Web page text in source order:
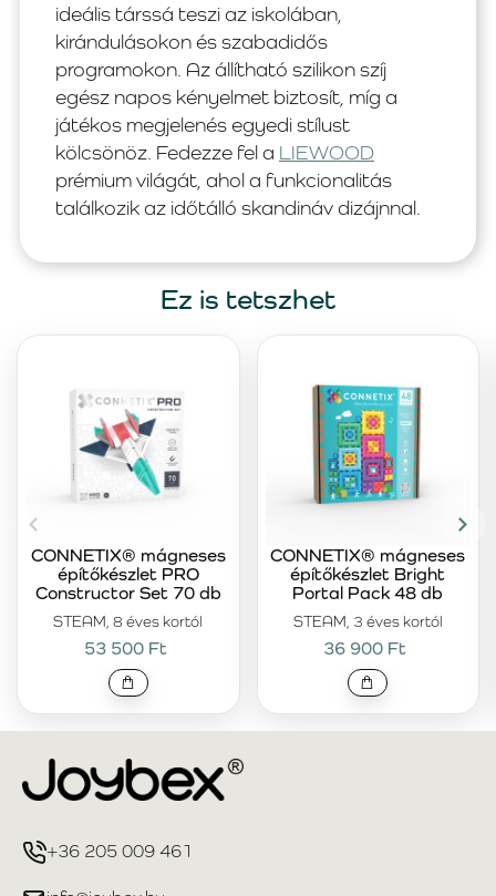
ideális társsá teszi az iskolában,
kirándulásokon és szabadidős
programokon. Az állítható szilikon szíj
egész napos kényelmet biztosít, míg a
játékos megjelenés egyedi stílust
kölcsönöz. Fedezze fel a LIEWOOD
prémium világát, ahol a funkcionalitás
találkozik az időtálló skandináv dizájnnal.
Ez is tetszhet
STEAM, 8 éves kortól
CONNETIX® mágneses
építőkészlet PRO
Constructor Set 70 db
53 500 Ft
STEAM, 3 éves kortól
CONNETIX® mágneses
építőkészlet Bright
Portal Pack 48 db
36 900 Ft
+36 205 009 461